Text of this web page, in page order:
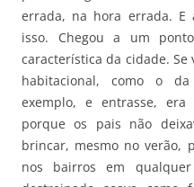
errada, na hora errada. E
isso. Chegou a um
característica da cidade.
habitacional, como o
exemplo, e entrasse, era
porque os pais não
brincar, mesmo no verão,
nos bairros em